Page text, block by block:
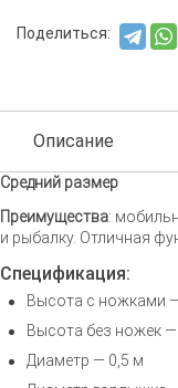
Поделиться:
Описание
Средний размер
Преимущества:
и рыбалку. Отличная
Спецификация:
Высота с ножками
Высота без ножек
Диаметр — 0,5 м